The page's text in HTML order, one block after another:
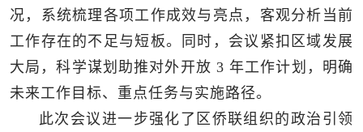
况，系统梳理各项工作成效与亮点，客观分析当前
工作存在的不足与短板。同时，会议紧扣区域发展
大局，科学谋划助推对外开放 3 年工作计划，明确
未来工作目标、重点任务与实施路径。
此次会议进一步强化了区侨联组织的政治引领